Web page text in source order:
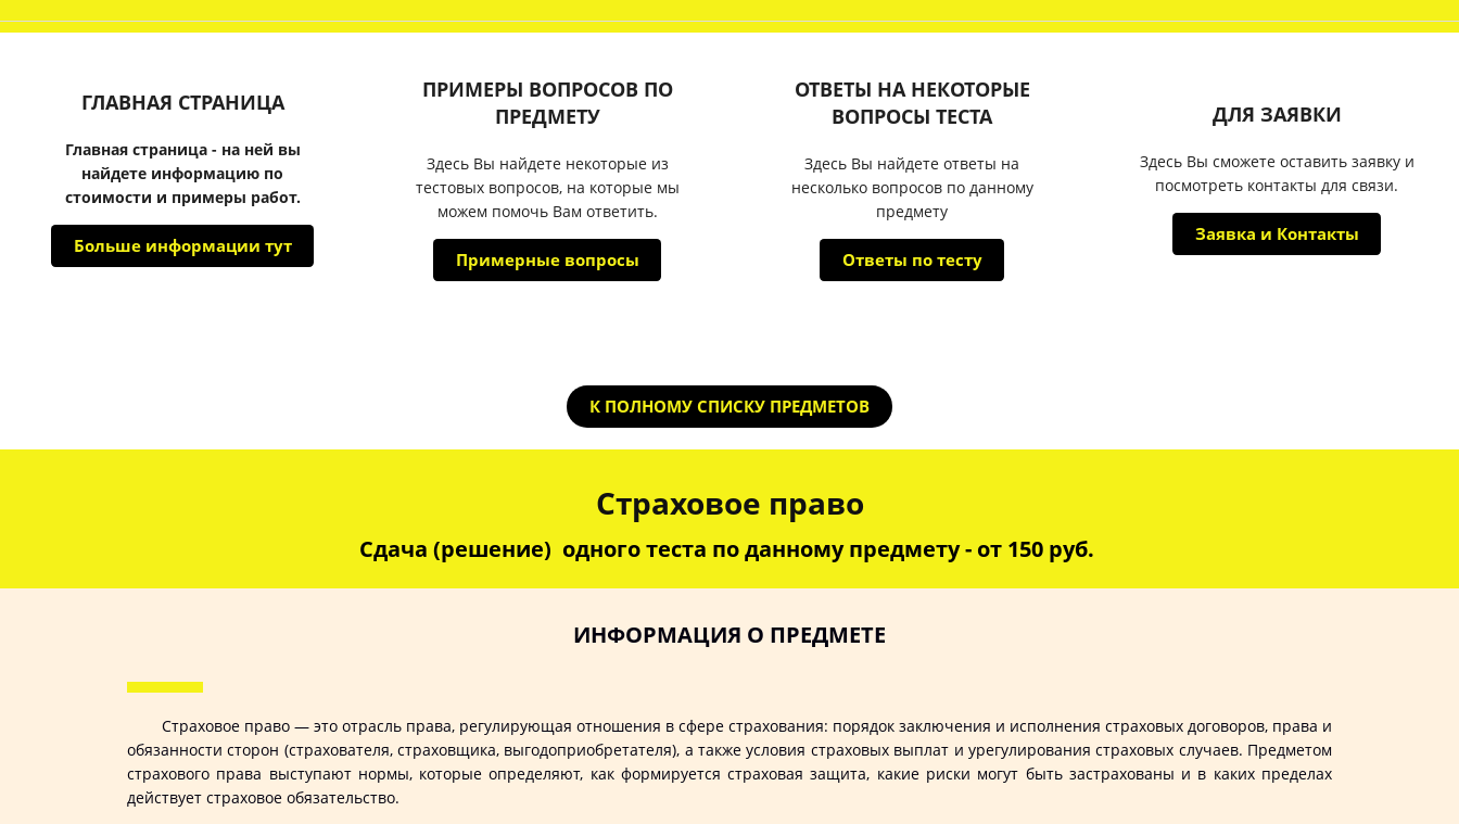
ГЛАВНАЯ СТРАНИЦА
Главная страница - на ней вы
найдете информацию по
стоимости и примеры работ.
Больше информации тут
ПРИМЕРЫ ВОПРОСОВ ПО
ПРЕДМЕТУ
Здесь Вы найдете некоторые из
тестовых вопросов, на которые мы
можем помочь Вам ответить.
Примерные вопросы
ОТВЕТЫ НА НЕКОТОРЫЕ
ВОПРОСЫ ТЕСТА
Здесь Вы найдете ответы на
несколько вопросов по данному
предмету
Ответы по тесту
ДЛЯ ЗАЯВКИ
Здесь Вы сможете оставить заявку и
посмотреть контакты для связи.
Заявка и Контакты
К ПОЛНОМУ СПИСКУ ПРЕДМЕТОВ
Страховое право
Сдача (решение) одного теста по данному предмету - от 150 руб.
ИНФОРМАЦИЯ О ПРЕДМЕТЕ
Страховое право — это отрасль права, регулирующая отношения в сфере страхования: порядок заключения и исполнения страховых договоров, права и
обязанности сторон (страхователя, страховщика, выгодоприобретателя), а также условия страховых выплат и урегулирования страховых случаев. Предметом
страхового права выступают нормы, которые определяют, как формируется страховая защита, какие риски могут быть застрахованы и в каких пределах
действует страховое обязательство.